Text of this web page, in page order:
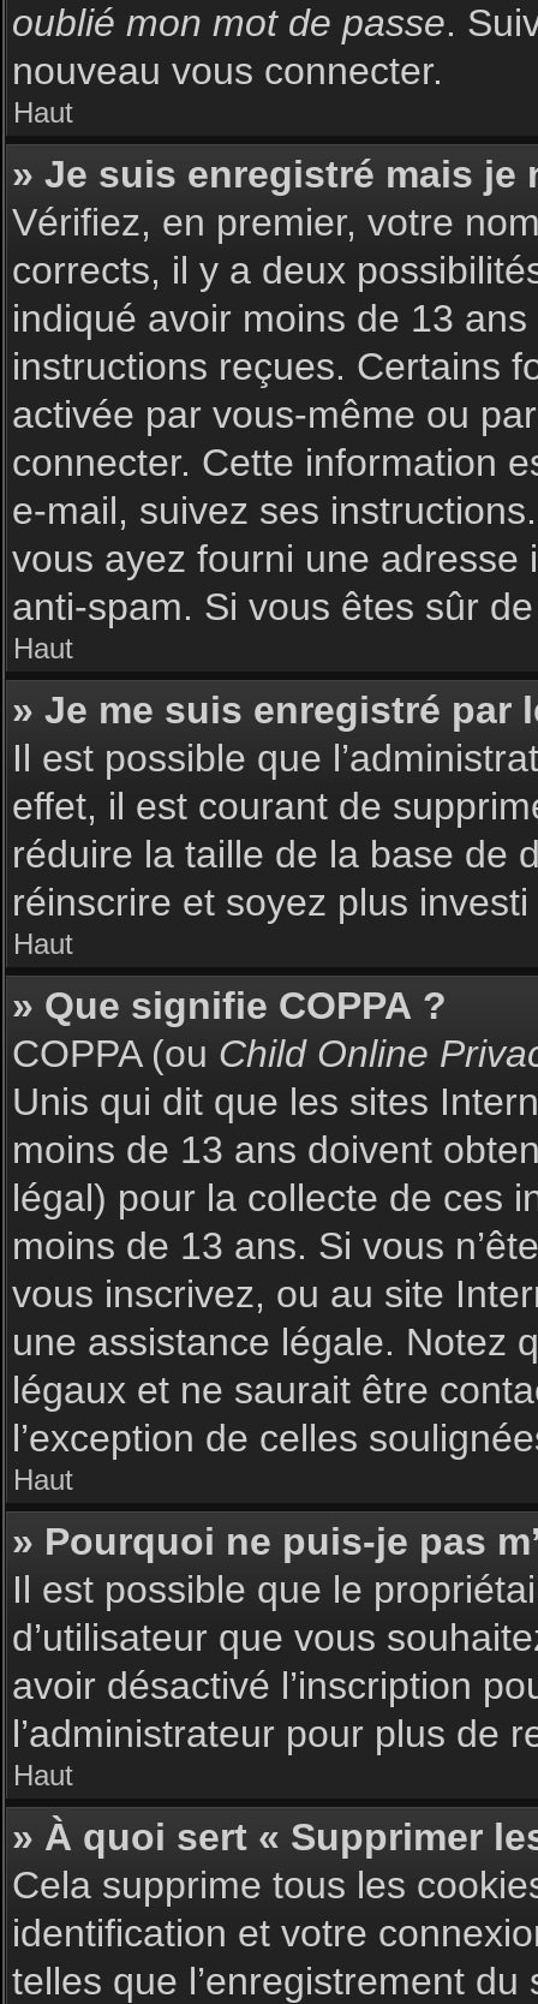
oublié mon mot de passe.
nouveau vous connecter.
Haut
» Je suis enregistré mais je
Vérifiez, en premier, votre
corrects, il y a deux
indiqué avoir moins de 13
instructions reçues. Certains
activée par vous-même ou
connecter. Cette information
e-mail, suivez ses
vous ayez fourni une adresse
anti-spam. Si vous êtes sûr
Haut
» Je me suis enregistré par
Il est possible que
effet, il est courant de
réduire la taille de la base de
réinscrire et soyez plus
Haut
» Que signifie COPPA ?
COPPA (ou Child Online
Unis qui dit que les sites
moins de 13 ans doivent
légal) pour la collecte de ces
moins de 13 ans. Si vous
vous inscrivez, ou au site
une assistance légale. Notez
légaux et ne saurait être
l’exception de celles
Haut
» Pourquoi ne puis-je pas
Il est possible que le
d’utilisateur que vous
avoir désactivé l’inscription
l’administrateur pour plus de
Haut
» À quoi sert « Supprimer
Cela supprime tous les
identification et votre
telles que l’enregistrement